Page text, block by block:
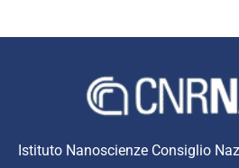
Istituto Nanoscienze Consiglio